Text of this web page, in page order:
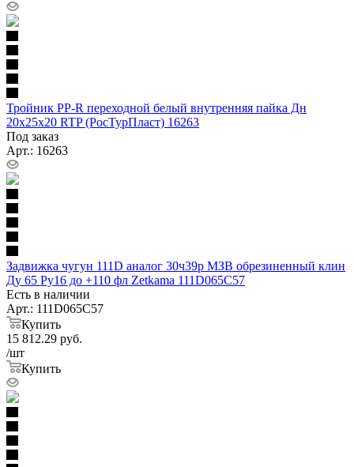
Тройник PP-R переходной белый внутренняя пайка Дн
20х25х20 RTP (РосТурПласт) 16263
Под заказ
Арт.: 16263
Задвижка чугун 111D аналог 30ч39р МЗВ обрезиненный клин
Ду 65 Ру16 до +110 фл Zetkama 111D065C57
Есть в наличии
Арт.: 111D065C57
Купить
15 812.29 руб.
/шт
Купить